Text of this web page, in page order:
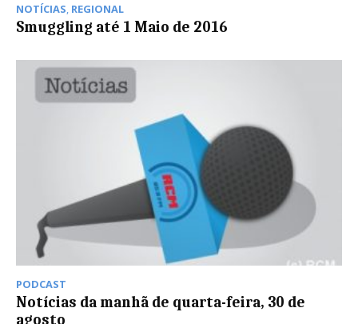
NOTÍCIAS, REGIONAL
Smuggling até 1 Maio de 2016
PODCAST
Notícias da manhã de quarta-feira, 30 de
agosto